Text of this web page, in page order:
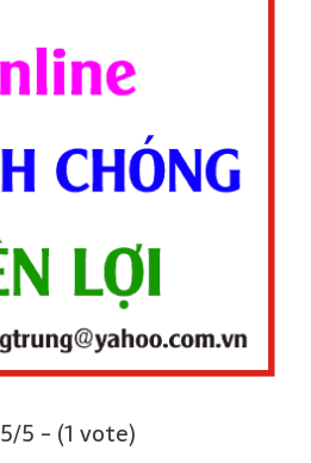
5/5 - (1 vote)